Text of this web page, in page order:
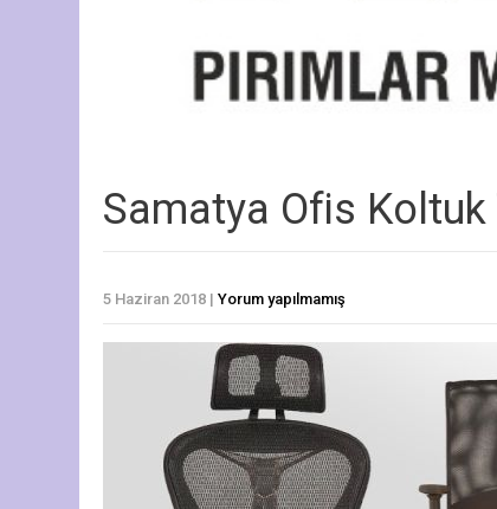
Samatya Ofis
5 Haziran 2018 | Yorum yapılmamış